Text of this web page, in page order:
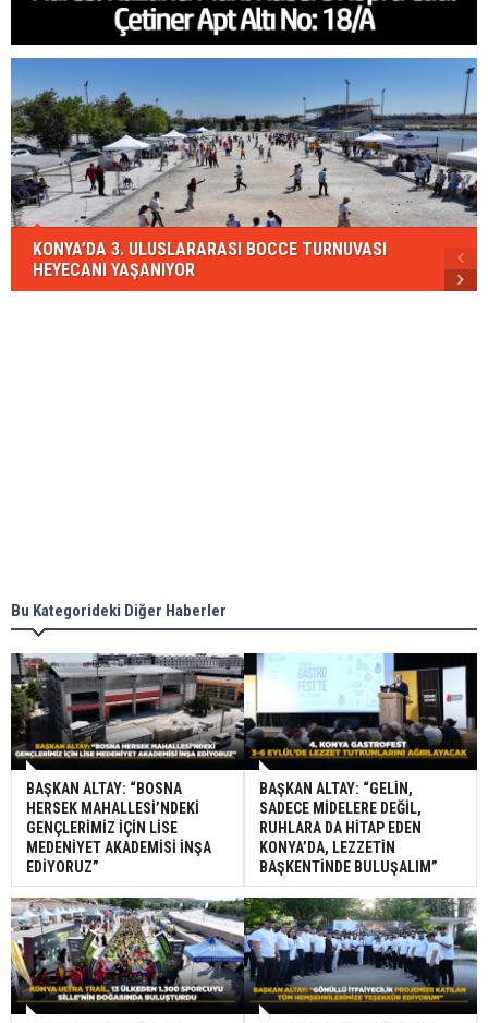
KONYA’DA 3. ULUSLARARASI BOCCE TURNUVASI
HEYECANI YAŞANIYOR
Bu Kategorideki Diğer Haberler
BAŞKAN ALTAY: “BOSNA
HERSEK MAHALLESİ’NDEKİ
GENÇLERİMİZ İÇİN LİSE
MEDENİYET AKADEMİSİ İNŞA
EDİYORUZ”
BAŞKAN ALTAY: “GELİN,
SADECE MİDELERE DEĞİL,
RUHLARA DA HİTAP EDEN
KONYA’DA, LEZZETİN
BAŞKENTİNDE BULUŞALIM”